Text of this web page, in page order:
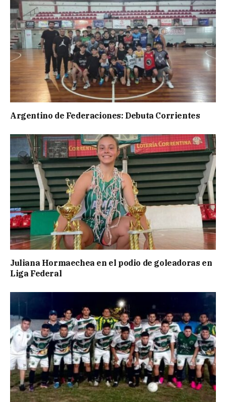
Argentino de Federaciones: Debuta Corrientes
Juliana Hormaechea en el podio de goleadoras en
Liga Federal